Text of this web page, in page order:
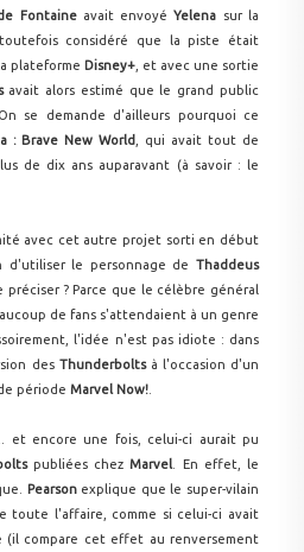
Fontaineavait envoyéYelena sur la
considéré que la piste était
plateforme Disney+, et avec une sortie
avait alors estimé que le grand public
se demande d'ailleurs pourquoi ce
: Brave New World
, qui avait tout de
de dix ans auparavant (à savoir : le
avec cet autre projet sorti en début
d'utiliser le personnage deThaddeus
? Parce que le célèbre général
de fans s'attendaient à un genre
l'idée n'est pas idiote : dans
des Thunderboltsà l'occasion d'un
périodeMarvel Now!
et encore une fois, celui-ci aurait pu
publiées chezMarvel . En effet, le
Pearsonexplique que le super-vilain
toute l'affaire, comme si celui-ci avait
compare cet effet au renversement